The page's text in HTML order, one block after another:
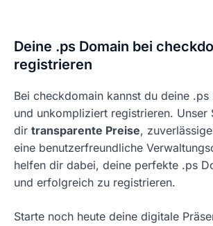
Deine .ps Domain bei
registrieren
Bei checkdomain kannst du deine .ps
und unkompliziert registrieren. Unser
dir transparente Preise,
eine benutzerfreundliche
helfen dir dabei, deine perfekte .ps
und erfolgreich zu registrieren.
Starte noch heute deine digitale